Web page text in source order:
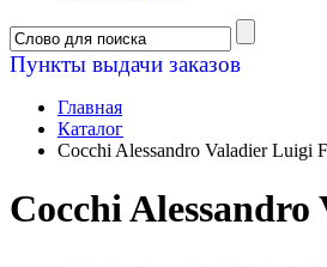
Пункты выдачи заказов
Главная
Каталог
Cocchi Alessandro Valadier Luigi
Cocchi